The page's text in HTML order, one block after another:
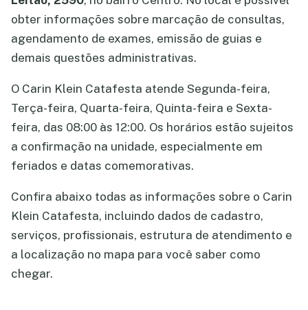
obter informações sobre marcação de consultas,
agendamento de exames, emissão de guias e
demais questões administrativas.
O Carin Klein Catafesta atende Segunda-feira,
Terça-feira, Quarta-feira, Quinta-feira e Sexta-
feira, das 08:00 às 12:00. Os horários estão sujeitos
a confirmação na unidade, especialmente em
feriados e datas comemorativas.
Confira abaixo todas as informações sobre o Carin
Klein Catafesta, incluindo dados de cadastro,
serviços, profissionais, estrutura de atendimento e
a localização no mapa para você saber como
chegar.